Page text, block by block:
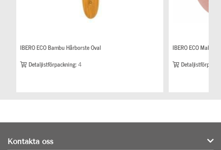
IBERO ECO Bambu Hårborste Oval
Detaljistförpackning:4
IBERO ECO
Kontakta oss